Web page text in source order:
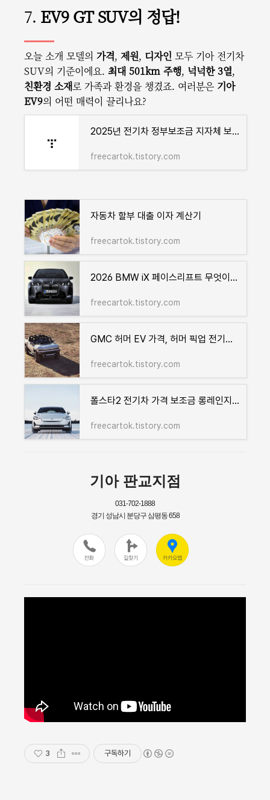
7. EV9 GT SUV의 정답!
오늘 소개 모델의 가격, 제원, 디자인 모두 기아 전기차
SUV의 기준이에요. 최대 501km 주행, 넉넉한 3열,
친환경 소재로 가족과 환경을 챙겼죠. 여러분은 기아
EV9의 어떤 매력이 끌리나요?
2025년 전기차 정부보조금 지자체 보조금 실용적인 팁
freecartok.tistory.com
자동차 할부 대출 이자 계산기
freecartok.tistory.com
2026 BMW iX 페이스리프트 무엇이 달라졌을까? 전기차 혁신
freecartok.tistory.com
GMC 허머 EV 가격, 허머 픽업 전기차 제원 성능의 끝판왕?
freecartok.tistory.com
폴스타2 전기차 가격 보조금 롱레인지 배터리 주행거리 유지비 총정리!
freecartok.tistory.com
3 구독하기